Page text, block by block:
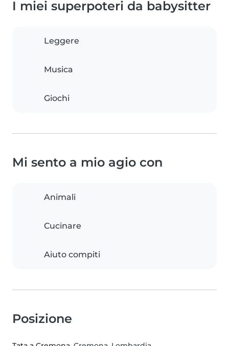
I miei superpoteri da babysitter
Leggere
Musica
Giochi
Mi sento a mio agio con
Animali
Cucinare
Aiuto compiti
Posizione